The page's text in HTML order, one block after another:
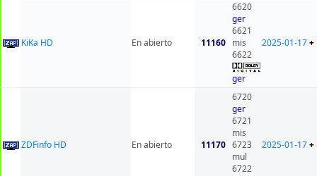
KiKa HD En abierto 11160
6620
ger
6621
mis
6622
ger
2025-01-17+
ZDFinfo HD En abierto 11170
6720
ger
6721
mis
6723
mul
6722
2025-01-17+